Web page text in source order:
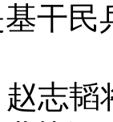
干民
志韬